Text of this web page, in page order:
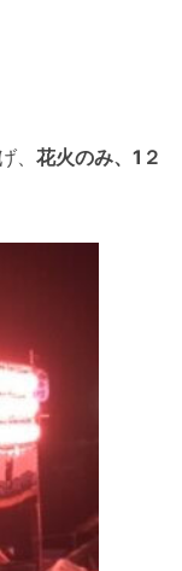
、 花火のみ、1２